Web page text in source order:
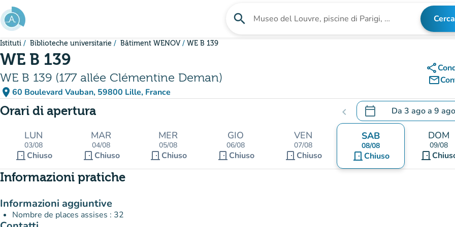
Vai al contenuto principale
search Cerca una struttura Cerca
Istituti Biblioteche universitarie Bâtiment WENOV WE B 139
WE B 139
WE B 139 (177 allée Clémentine Deman)
place 60 Boulevard Vauban, 59800 Lille, France
(apri in Google Maps)
(nuova scheda)
share
mail_outline
Orari di apertura chevron_left calendar_today Da 3 agoa 9 ago
.Aprire il calendario per
LUN
03/08
door_front Chiuso
MAR
04/08
door_front Chiuso
MER
05/08
door_front Chiuso
GIO
06/08
door_front Chiuso
VEN
07/08
door_front Chiuso
SAB
08/08
door_frontChiuso
DOM
09/08
door_front
Informazioni pratiche
Informazioni aggiuntive
Nombre de places assises : 32